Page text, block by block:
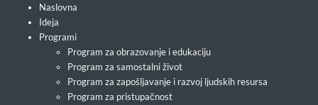
Naslovna
Ideja
Programi
Program za obrazovanje i edukaciju
Program za samostalni život
Program za zapošljavanje i razvoj ljudskih resursa
Program za pristupačnost